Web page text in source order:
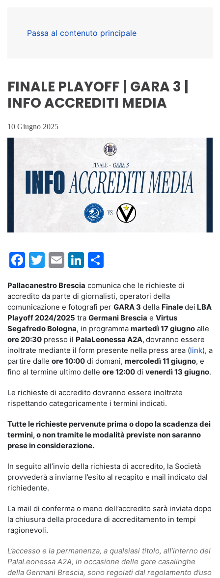
Passa al contenuto principale
FINALE PLAYOFF | GARA 3 |
INFO ACCREDITI MEDIA
10 Giugno 2025
Facebook
Twitter
EmailLinkedIn
Pallacanestro Brescia comunica che le richieste di
accredito da parte di giornalisti, operatori della
comunicazione e fotografi per GARA 3 della Finaledei LBA
Playoff 2024/2025 tra Germani Brescia e Virtus
Segafredo Bologna, in programma martedì 17 giugno alle
ore 20:30 presso il PalaLeonessa A2A, dovranno essere
inoltrate mediante il form presente nella press area (link), a
partire dalle ore 10:00 di domani, mercoledì 11 giugno, e
fino al termine ultimo delle ore 12:00 di venerdì 13 giugno.
Le richieste di accredito dovranno essere inoltrate
rispettando categoricamente i termini indicati.
Tutte le richieste pervenute prima o dopo la scadenza dei
termini, o non tramite le modalità previste non saranno
prese in considerazione.
In seguito all’invio della richiesta di accredito, la Società
provvederà a inviarne l’esito al recapito e mail indicato dal
richiedente.
La mail di conferma o meno dell’accredito sarà inviata dopo
la chiusura della procedura di accreditamento in tempi
ragionevoli.
L’accesso e la permanenza, a qualsiasi titolo, all’interno del
PalaLeonessa A2A, in occasione delle gare casalinghe
della Germani Brescia, sono regolati dal regolamento d’uso